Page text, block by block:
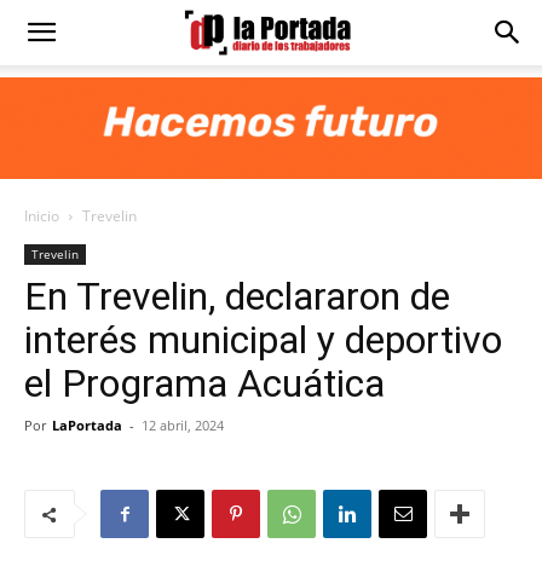
Diario
Portada
Inicio Trevelin
Trevelin
En Trevelin, declararon de
interés municipal y deportivo
el Programa Acuática
Por LaPortada - 12 abril, 2024